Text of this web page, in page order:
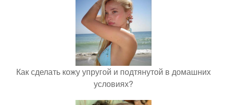
Как сделать кожу упругой и подтянутой в домашних
условиях?